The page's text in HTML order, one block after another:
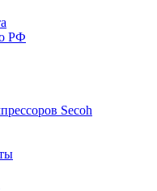
РФ
Secoh